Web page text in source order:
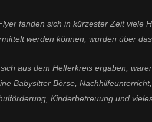
fanden sich in kürzester Zeit viele
werden können, wurden über
aus dem Helferkreis ergaben,
Babysitter Börse,
Kinderbetreuung und